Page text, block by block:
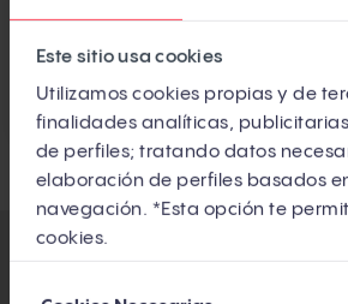
Este sitio usa cookies
Utilizamos cookies propias y de
finalidades analíticas,
de perfiles; tratando datos
elaboración de perfiles basados
navegación. *Esta opción te
cookies.
Evitar spam: cómo hacerlo
reCAPTCHAS
PorArnau Escorihuela
SUSCRÍBETE AL